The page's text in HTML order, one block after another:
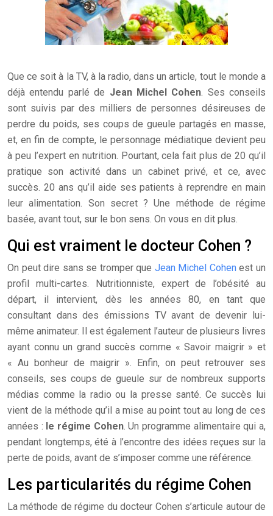
Que ce soit à la TV, à la radio, dans un article, tout le monde a
déjà entendu parlé de Jean Michel Cohen. Ses conseils
sont suivis par des milliers de personnes désireuses de
perdre du poids, ses coups de gueule partagés en masse,
et, en fin de compte, le personnage médiatique devient peu
à peu l’expert en nutrition. Pourtant, cela fait plus de 20 qu’il
pratique son activité dans un cabinet privé, et ce, avec
succès. 20 ans qu’il aide ses patients à reprendre en main
leur alimentation. Son secret ? Une méthode de régime
basée, avant tout, sur le bon sens. On vous en dit plus.
Qui est vraiment le docteur Cohen ?
On peut dire sans se tromper que Jean Michel Cohenest un
profil multi-cartes. Nutritionniste, expert de l’obésité au
départ, il intervient, dès les années 80, en tant que
consultant dans des émissions TV avant de devenir lui-
même animateur. Il est également l’auteur de plusieurs livres
ayant connu un grand succès comme « Savoir maigrir » et
« Au bonheur de maigrir ». Enfin, on peut retrouver ses
conseils, ses coups de gueule sur de nombreux supports
médias comme la radio ou la presse santé. Ce succès lui
vient de la méthode qu’il a mise au point tout au long de ces
années : le régime Cohen. Un programme alimentaire qui a,
pendant longtemps, été à l’encontre des idées reçues sur la
perte de poids, avant de s’imposer comme une référence.
Les particularités du régime Cohen
La méthode de régime du docteur Cohen s’articule autour de